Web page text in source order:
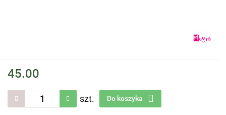
45.00
szt. Do koszyka